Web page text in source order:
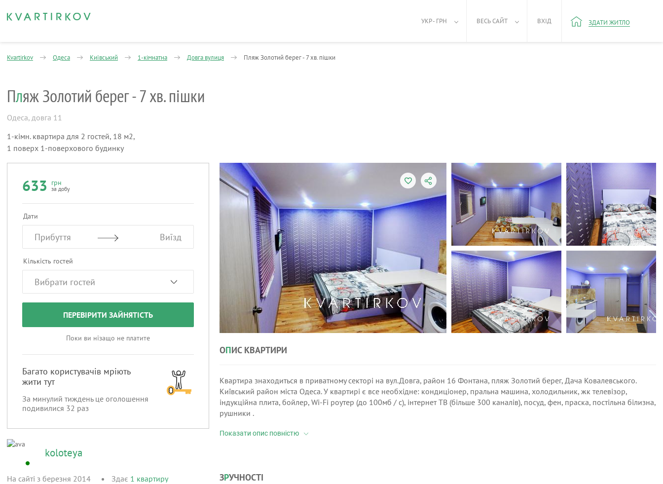
УКР - ГРН ВЕСЬ САЙТ ВХІД ЗДАТИ ЖИТЛО
Kvartirkov Одеса Київський 1-кімнатна Довга вулиця Пляж Золотий берег - 7 хв. пішки
Пляж Золотий берег - 7 хв. пішки
Одеса, довга 11
1-кімн. квартира для 2 гостей, 18 м2,
1 поверх 1-поверхового будинку
633 грн
за добу
Дати
Прибуття Виїзд
Кількість гостей
ПЕРЕВІРИТИ ЗАЙНЯТІСТЬ
Поки ви нізащо не платите
Багато користувачів мріють
жити тут
За минулий тиждень це оголошення
подивилися 32 раз
koloteya
На сайті з березня 2014 Здає 1 квартиру
ОПИС КВАРТИРИ
Квартира знаходиться в приватному секторі на вул.Довга, район 16 Фонтана, пляж Золотий берег, Дача Ковалевського.
Київський район міста Одеса. У квартирі є все необхідне: кондиціонер, пральна машина, холодильник, жк телевізор,
індукційна плита, бойлер, Wi-Fi роутер (до 100мб / с), інтернет ТВ (більше 300 каналів), посуд, фен, праска, постільна білизна,
рушники .
ЗРУЧНОСТІ